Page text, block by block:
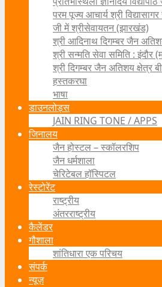
परम पूज्य आचार्य श्री
जी में श्रीसेवायतन (झारखंड)
श्री आदिनाथ दिगम्बर जैन
श्री सन्मति सेवा समिति : इंदौर
श्री दिगम्बर जैन अतिशय क्षेत्र
हस्तकरघा
भाषा
डाउनलोड्स
JAIN RING TONE / APPS
जिनालय
जैन होस्टल – स्कॉलरशिप
जैन धर्मशाला
चेरिटेबल हॉस्पिटल
रेस्टोरेंट
राष्ट्रीय
अंतरराष्ट्रीय
कैलेंडर
गौशाला
शांतिधारा एक परिचय
संपर्क
न्यूज़